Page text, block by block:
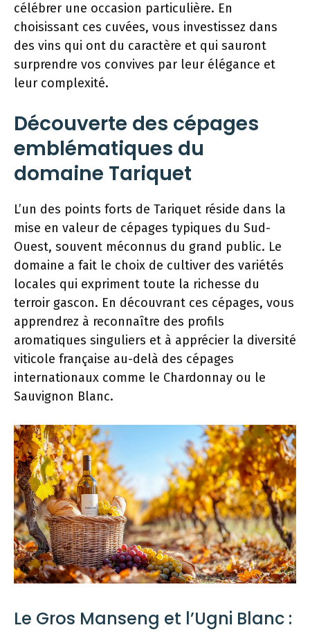
célébrer une occasion particulière. En
choisissant ces cuvées, vous investissez dans
des vins qui ont du caractère et qui sauront
surprendre vos convives par leur élégance et
leur complexité.
Découverte des cépages
emblématiques du
domaine Tariquet
L’un des points forts de Tariquet réside dans la
mise en valeur de cépages typiques du Sud-
Ouest, souvent méconnus du grand public. Le
domaine a fait le choix de cultiver des variétés
locales qui expriment toute la richesse du
terroir gascon. En découvrant ces cépages, vous
apprendrez à reconnaître des profils
aromatiques singuliers et à apprécier la diversité
viticole française au-delà des cépages
internationaux comme le Chardonnay ou le
Sauvignon Blanc.
Le Gros Manseng et l’Ugni Blanc :